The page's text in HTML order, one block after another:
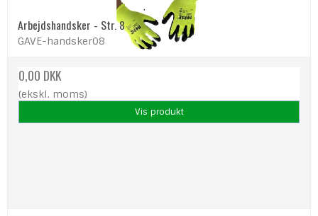
Arbejdshandsker - Str. 8
GAVE-handsker08
0,00 DKK
(ekskl. moms)
Vis produkt